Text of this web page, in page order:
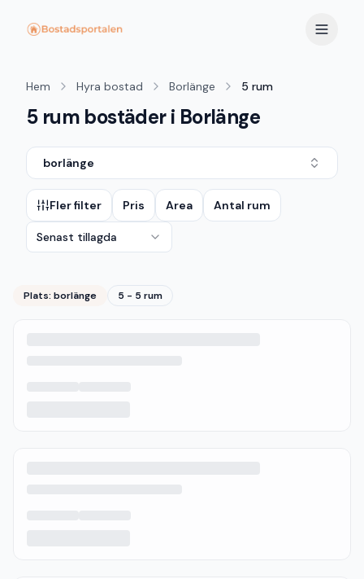
Hem Hyra bostad Borlänge 5 rum
5 rum bostäder i Borlänge
borlänge
Fler filter Pris Area Antal rum
Senast tillagda
Plats: borlänge 5 - 5 rum